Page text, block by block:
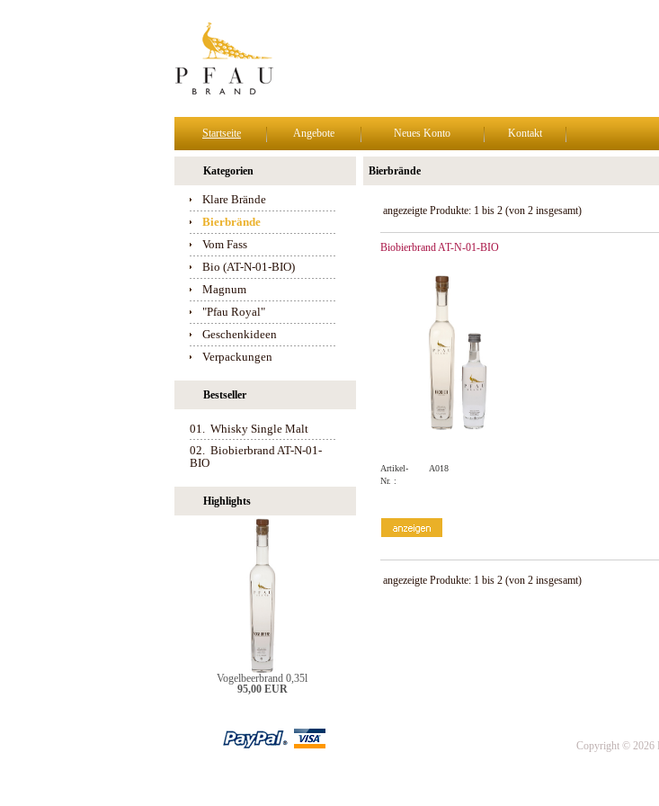
Startseite Angebote Neues Konto Kontakt
Kategorien
Klare Brände
Bierbrände
Vom Fass
Bio (AT-N-01-BIO)
Magnum
"Pfau Royal"
Geschenkideen
Verpackungen
Bestseller
01. Whisky Single Malt
02. Biobierbrand AT-N-01-
BIO
Highlights
Vogelbeerbrand 0,35l
95,00 EUR
Bierbrände
angezeigte Produkte: 1bis 2(von 2insgesamt)
Biobierbrand AT-N-01-BIO
Artikel-
Nr. :
A018
angezeigte Produkte: 1bis 2(von 2insgesamt)
Copyright © 2026